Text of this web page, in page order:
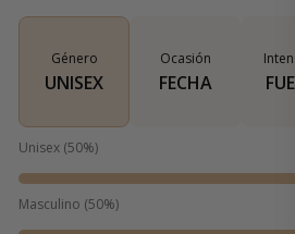
Género
UNISEX
Ocasión
FECHA
Unisex (50%)
Masculino (50%)